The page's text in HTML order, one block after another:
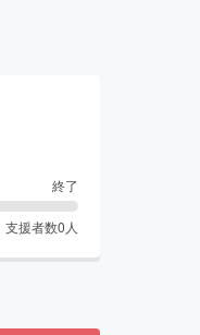
終了
支援者数0 人